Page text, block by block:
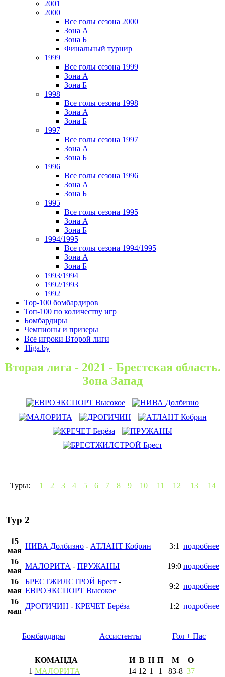
2001
2000
Все голы сезона 2000
Зона А
Зона Б
Финальный турнир
1999
Все голы сезона 1999
Зона А
Зона Б
1998
Все голы сезона 1998
Зона А
Зона Б
1997
Все голы сезона 1997
Зона А
Зона Б
1996
Все голы сезона 1996
Зона А
Зона Б
1995
Все голы сезона 1995
Зона А
Зона Б
1994/1995
Все голы сезона 1994/1995
Зона А
Зона Б
1993/1994
1992/1993
1992
Top-100 бомбардиров
Топ-100 по количеству игр
Бомбардиры
Чемпионы и призеры
Все игроки Второй лиги
1liga.by
Вторая лига - 2021 - Брестская область.
Зона Запад
Туры: 1 2 3 4 5 6 7 8 9 10 11 12 13 14
Тур 2
15
мая
НИВА Долбизно - АТЛАНТ Кобрин 3:1
подробнее
16
мая
МАЛОРИТА - ПРУЖАНЫ 19:0 подробнее
16
мая
БРЕСТЖИЛСТРОЙ Брест -
ЕВРОЭКСПОРТ Высокое
9:2 подробнее
16
мая
ДРОГИЧИН - КРЕЧЕТ Берёза 1:2 подробнее
Бомбардиры Ассистенты Гол + Пас
КОМАНДА И В Н П М
О
1 МАЛОРИТА 14 12 1 1 83-8 37